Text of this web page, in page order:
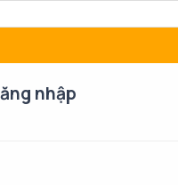
nhập